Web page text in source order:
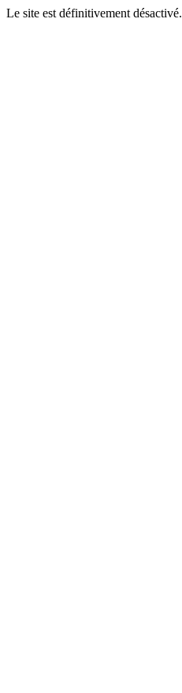
Le site est définitivement désactivé.